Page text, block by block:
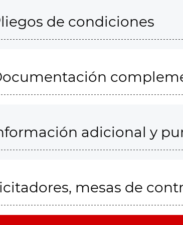
de condiciones
adicional y
mesas de